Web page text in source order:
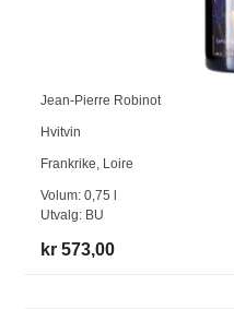
Jean-Pierre Robinot
Hvitvin
Frankrike, Loire
Volum:0,75 l
Utvalg: BU
kr 573,00